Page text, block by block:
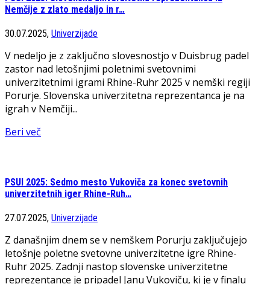
Nemčije z zlato medaljo in r…
30.07.2025, Univerzijade
V nedeljo je z zaključno slovesnostjo v Duisbrug padel
zastor nad letošnjimi poletnimi svetovnimi
univerzitetnimi igrami Rhine-Ruhr 2025 v nemški regiji
Porurje. Slovenska univerzitetna reprezentanca je na
igrah v Nemčiji...
Beri več
PSUI 2025: Sedmo mesto Vukoviča za konec svetovnih
univerzitetnih iger Rhine-Ruh…
27.07.2025, Univerzijade
Z današnjim dnem se v nemškem Porurju zaključujejo
letošnje poletne svetovne univerzitetne igre Rhine-
Ruhr 2025. Zadnji nastop slovenske univerzitetne
reprezentance je pripadel Janu Vukoviču, ki je v finalu